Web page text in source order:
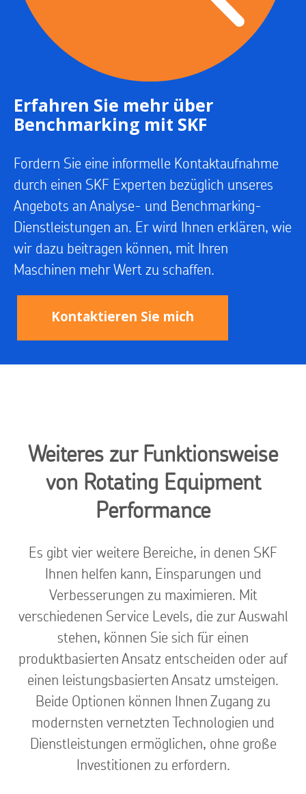
Erfahren Sie mehr über
Benchmarking mit SKF
Fordern Sie eine informelle Kontaktaufnahme
durch einen SKF Experten bezüglich unseres
Angebots an Analyse- und Benchmarking-
Dienstleistungen an. Er wird Ihnen erklären, wie
wir dazu beitragen können, mit Ihren
Maschinen mehr Wert zu schaffen.
Kontaktieren Sie mich
Weiteres zur Funktionsweise
von Rotating Equipment
Performance
Es gibt vier weitere Bereiche, in denen SKF
Ihnen helfen kann, Einsparungen und
Verbesserungen zu maximieren. Mit
verschiedenen Service Levels, die zur Auswahl
stehen, können Sie sich für einen
produktbasierten Ansatz entscheiden oder auf
einen leistungsbasierten Ansatz umsteigen.
Beide Optionen können Ihnen Zugang zu
modernsten vernetzten Technologien und
Dienstleistungen ermöglichen, ohne große
Investitionen zu erfordern.